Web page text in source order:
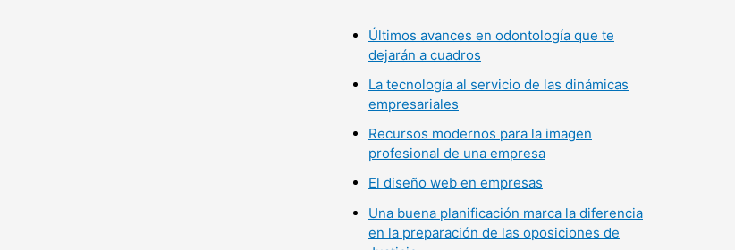
Últimos avances en odontología que te
dejarán a cuadros
La tecnología al servicio de las dinámicas
empresariales
Recursos modernos para la imagen
profesional de una empresa
El diseño web en empresas
Una buena planificación marca la diferencia
en la preparación de las oposiciones de